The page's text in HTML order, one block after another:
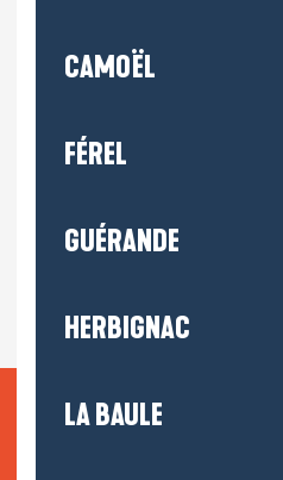
CAMOËL
FÉREL
GUÉRANDE
HERBIGNAC
LA BAULE